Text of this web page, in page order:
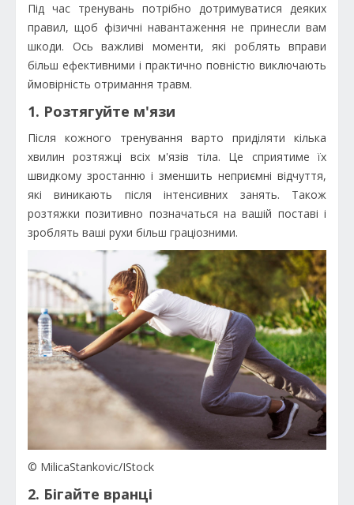
Під час тренувань потрібно дотримуватися деяких
правил, щоб фізичні навантаження не принесли вам
шкоди. Ось важливі моменти, які роблять вправи
більш ефективними і практично повністю виключають
ймовірність отримання травм.
1. Розтягуйте м'язи
Після кожного тренування варто приділяти кілька
хвилин розтяжці всіх м'язів тіла. Це сприятиме їх
швидкому зростанню і зменшить неприємні відчуття,
які виникають після інтенсивних занять. Також
розтяжки позитивно позначаться на вашій поставі і
зроблять ваші рухи більш граціозними.
© MilicaStankovic/IStock
2. Бігайте вранці